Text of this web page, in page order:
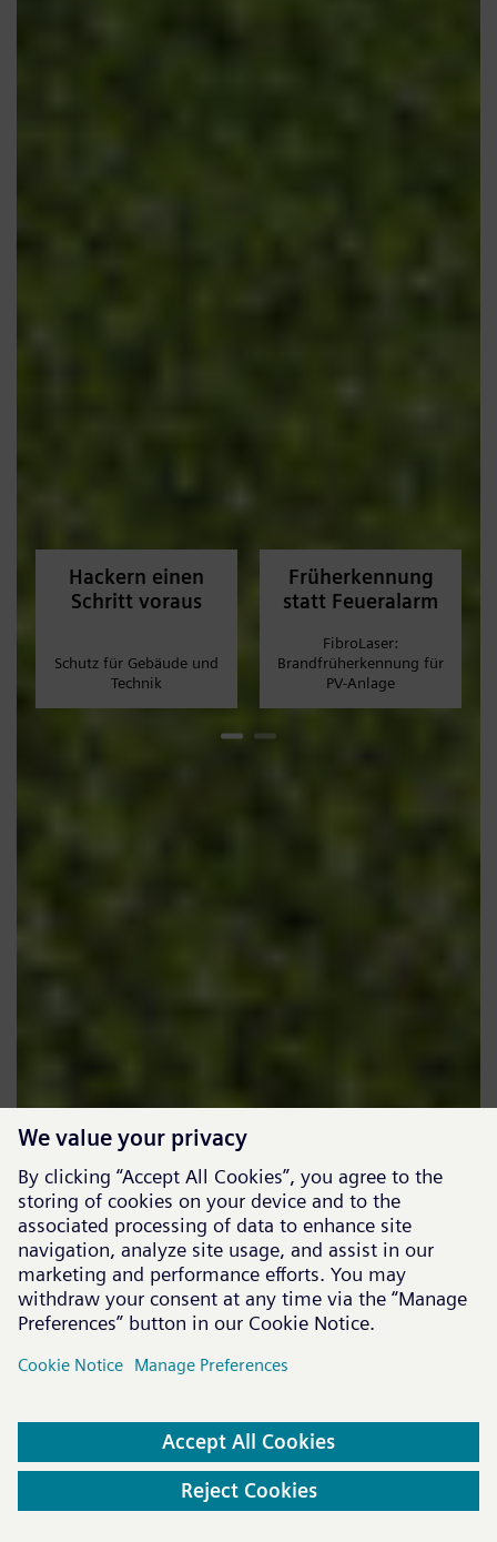
Hackern einen
Schritt voraus
Schutz für Gebäude und
Technik
Früherkennung
statt Feueralarm
FibroLaser:
Brandfrüherkennung für
PV-Anlage